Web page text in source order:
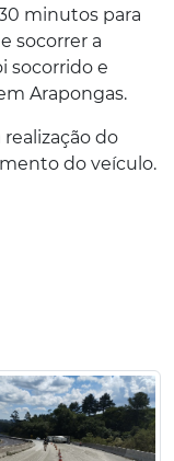
minutos para
socorrer a
socorrido e
Arapongas.
do
do veículo.